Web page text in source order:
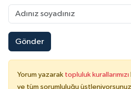
Gönder
Yorum yazarak topluluk kurallarımızı
ve tüm sorumluluğu